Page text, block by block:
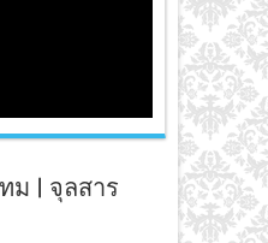
ม | จุลสาร